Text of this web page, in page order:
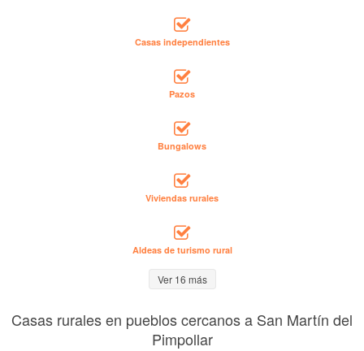
Casas independientes
Pazos
Bungalows
Viviendas rurales
Aldeas de turismo rural
Ver 16 más
Casas rurales en pueblos cercanos a San Martín del
Pimpollar